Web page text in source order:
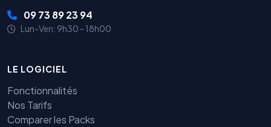
09 73 89 23 94
Lun-Ven: 9h30 - 18h00
LE LOGICIEL
Fonctionnalités
Nos Tarifs
Comparer les Packs